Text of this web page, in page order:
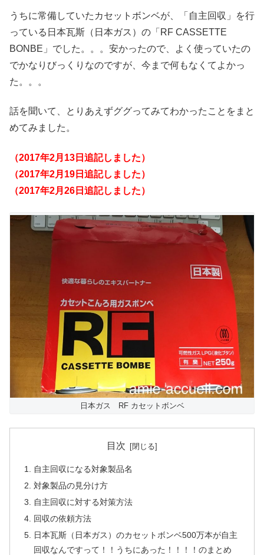
うちに常備していたカセットボンベが、「自主回収」を行
っている日本瓦斯（日本ガス）の「RF CASSETTE
BONBE」でした。。。安かったので、よく使っていたの
でかなりびっくりなのですが、今まで何もなくてよかっ
た。。。
話を聞いて、とりあえずググってみてわかったことをまと
めてみました。
（2017年2月13日追記しました）
（2017年2月19日追記しました）
（2017年2月26日追記しました）
日本ガス RF カセットボンベ
目次
自主回収になる対象製品名
対象製品の見分け方
自主回収に対する対策方法
回収の依頼方法
日本瓦斯（日本ガス）のカセットボンベ500万本が自主
回収なんですって！！うちにあった！！！！のまとめ